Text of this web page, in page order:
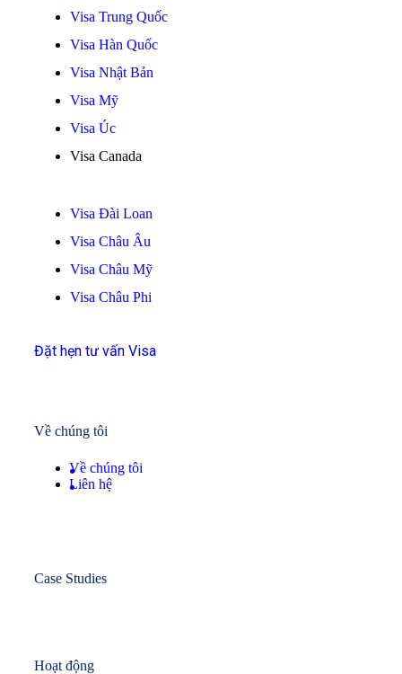
Visa Trung Quốc
Visa Hàn Quốc
Visa Nhật Bản
Visa Mỹ
Visa Úc
Visa Canada
Visa Đài Loan
Visa Châu Âu
Visa Châu Mỹ
Visa Châu Phi
Đặt hẹn tư vấn Visa
Về chúng tôi
Về chúng tôi
Liên hệ
Case Studies
Hoạt động